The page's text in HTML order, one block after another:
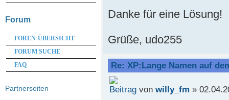
Danke für eine Lösung!
Grüße, udo255
Re: XP:Lange Namen auf
von willy_fm »
Forum
FOREN-ÜBERSICHT
FORUM SUCHE
FAQ
Partnerseiten